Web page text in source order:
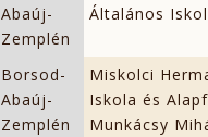
Abaúj-
Zemplén
Általános
Borsod-
Abaúj-
Zemplén
Miskolci
Iskola és
Munkácsy